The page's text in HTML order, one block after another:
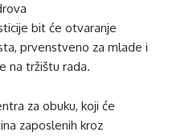
bit će otvaranje
prvenstveno za mlade i
na tržištu rada.
za obuku, koji će
zaposlenih kroz